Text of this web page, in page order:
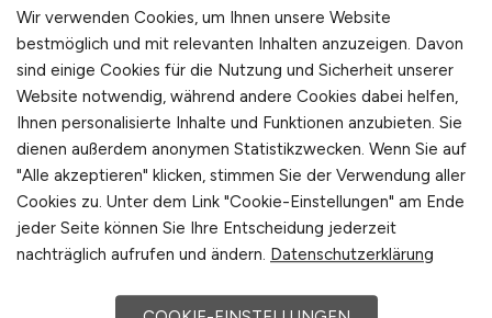
29.07.2026
Bad Homburg vor der Höhe
Wir verwenden Cookies, um Ihnen unsere Website
bestmöglich und mit relevanten Inhalten anzuzeigen. Davon
sind einige Cookies für die Nutzung und Sicherheit unserer
Website notwendig, während andere Cookies dabei helfen,
Ihnen personalisierte Inhalte und Funktionen anzubieten. Sie
dienen außerdem anonymen Statistikzwecken. Wenn Sie auf
"Alle akzeptieren" klicken, stimmen Sie der Verwendung aller
Cookies zu. Unter dem Link "Cookie-Einstellungen" am Ende
jeder Seite können Sie Ihre Entscheidung jederzeit
nachträglich aufrufen und ändern. Datenschutzerklärung